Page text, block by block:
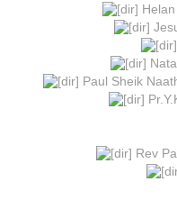
Paul Sheik
Rev